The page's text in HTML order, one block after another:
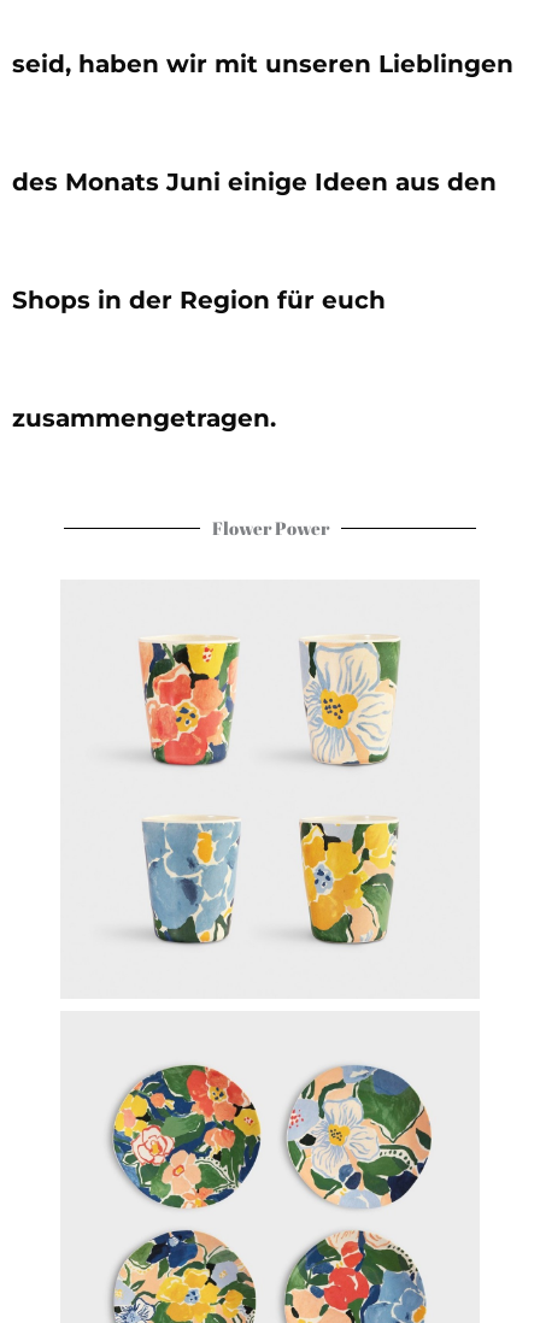
seid, haben wir mit unseren Lieblingen
des Monats Juni einige Ideen aus den
Shops in der Region für euch
zusammengetragen.
Flower Power